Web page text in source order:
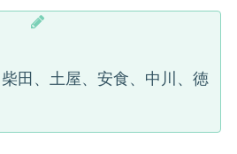
田、土屋、安食、中川、徳